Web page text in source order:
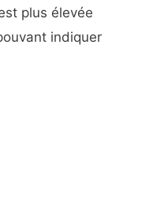
plus élevée
indiquer